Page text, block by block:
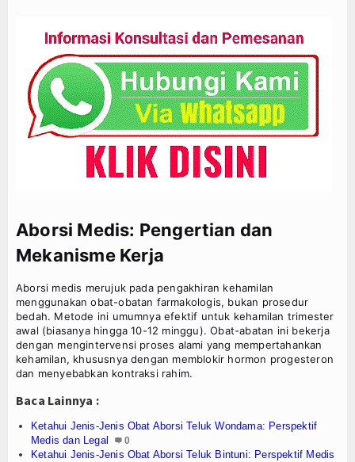
Aborsi Medis: Pengertian dan
Mekanisme Kerja
Aborsi medis merujuk pada pengakhiran kehamilan
menggunakan obat-obatan farmakologis, bukan prosedur
bedah. Metode ini umumnya efektif untuk kehamilan trimester
awal (biasanya hingga 10-12 minggu). Obat-abatan ini bekerja
dengan mengintervensi proses alami yang mempertahankan
kehamilan, khususnya dengan memblokir hormon progesteron
dan menyebabkan kontraksi rahim.
Baca Lainnya :
Ketahui Jenis-Jenis Obat Aborsi Teluk Wondama: Perspektif
Medis dan Legal
0
Ketahui Jenis-Jenis Obat Aborsi Teluk Bintuni: Perspektif Medis